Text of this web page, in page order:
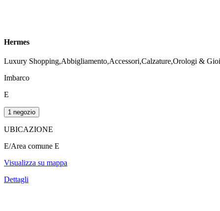
Hermes
Luxury Shopping,Abbigliamento,Accessori,Calzature,Orologi &
Imbarco
E
1 negozio
UBICAZIONE
E/Area comune E
Visualizza su mappa
Dettagli